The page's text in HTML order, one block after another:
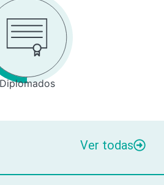
Diplomados
Ver todas